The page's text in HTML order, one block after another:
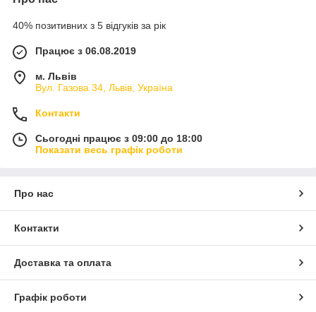
40% позитивних з 5 відгуків за рік
Працює з 06.08.2019
м. Львів
Вул. Газова 34, Львів, Україна
Контакти
Сьогодні працює з 09:00 до 18:00
Показати весь графік роботи
Про нас
Контакти
Доставка та оплата
Графік роботи